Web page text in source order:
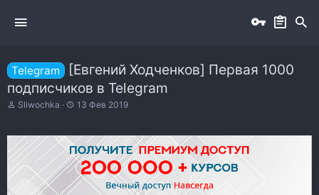
Telegram
[Евгений Ходченков] Первая 1000
подписчиков в Telegram
А
о
р
т
е
Sliwochka
Д
а
н
а
ч
а
13 Фев 2019